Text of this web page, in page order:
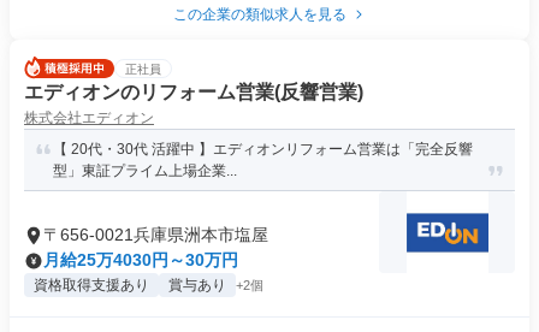
この企業の類似求人を見る
正社員
エディオンのリフォーム営業(反響営業)
株式会社エディオン
【 20代・30代 活躍中 】エディオンリフォーム営業は「完全反響
型」東証プライム上場企業...
〒656-0021兵庫県洲本市塩屋
月給25万4030円～30万円
資格取得支援あり 賞与あり +2個